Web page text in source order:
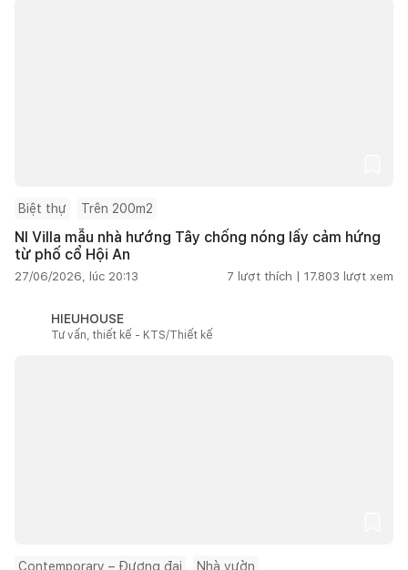
Biệt thự Trên 200m2
NI Villa mẫu nhà hướng Tây chống nóng lấy cảm hứng
từ phố cổ Hội An
27/06/2026, lúc 20:13 7 lượt thích | 17.803 lượt xem
HIEUHOUSE
Tư vấn, thiết kế - KTS/Thiết kế
Contemporary – Đương đại Nhà vườn